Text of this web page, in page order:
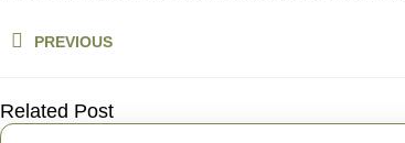
PREVIOUS
post:
Related Post